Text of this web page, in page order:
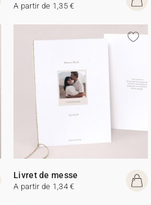
A partir de 1,35 €
Livret de messe
A partir de 1,34 €